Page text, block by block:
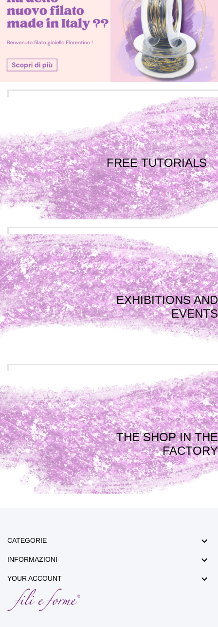
FREE TUTORIALS
EXHIBITIONS AND
EVENTS
THE SHOP IN THE
FACTORY
CATEGORIE 
INFORMAZIONI 
YOUR ACCOUNT 